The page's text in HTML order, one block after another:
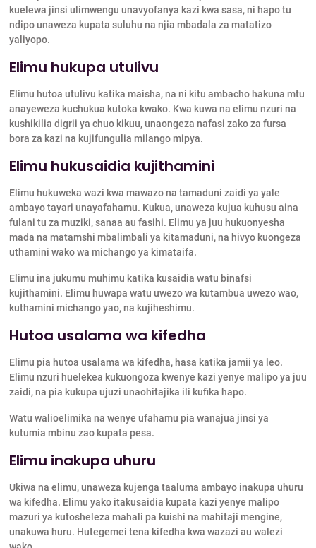
kuelewa jinsi ulimwengu unavyofanya kazi kwa sasa, ni hapo tu
ndipo unaweza kupata suluhu na njia mbadala za matatizo
yaliyopo.
Elimu hukupa utulivu
Elimu hutoa utulivu katika maisha, na ni kitu ambacho hakuna mtu
anayeweza kuchukua kutoka kwako. Kwa kuwa na elimu nzuri na
kushikilia digrii ya chuo kikuu, unaongeza nafasi zako za fursa
bora za kazi na kujifungulia milango mipya.
Elimu hukusaidia kujithamini
Elimu hukuweka wazi kwa mawazo na tamaduni zaidi ya yale
ambayo tayari unayafahamu. Kukua, unaweza kujua kuhusu aina
fulani tu za muziki, sanaa au fasihi. Elimu ya juu hukuonyesha
mada na matamshi mbalimbali ya kitamaduni, na hivyo kuongeza
uthamini wako wa michango ya kimataifa.
Elimu ina jukumu muhimu katika kusaidia watu binafsi
kujithamini. Elimu huwapa watu uwezo wa kutambua uwezo wao,
kuthamini michango yao, na kujiheshimu.
Hutoa usalama wa kifedha
Elimu pia hutoa usalama wa kifedha, hasa katika jamii ya leo.
Elimu nzuri huelekea kukuongoza kwenye kazi yenye malipo ya juu
zaidi, na pia kukupa ujuzi unaohitajika ili kufika hapo.
Watu walioelimika na wenye ufahamu pia wanajua jinsi ya
kutumia mbinu zao kupata pesa.
Elimu inakupa uhuru
Ukiwa na elimu, unaweza kujenga taaluma ambayo inakupa uhuru
wa kifedha. Elimu yako itakusaidia kupata kazi yenye malipo
mazuri ya kutosheleza mahali pa kuishi na mahitaji mengine,
unakuwa huru. Hutegemei tena kifedha kwa wazazi au walezi